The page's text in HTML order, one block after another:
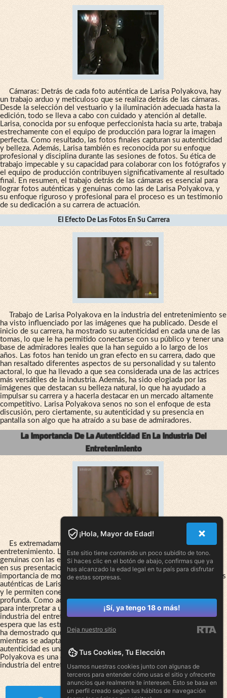
Cámaras: Detrás de cada foto auténtica de Larisa Polyakova, hay
un trabajo arduo y meticuloso que se realiza detrás de las cámaras.
Desde la selección del vestuario y la iluminación adecuada hasta la
edición, todo se lleva a cabo con cuidado y atención al detalle.
Larisa, conocida por su enfoque perfeccionista hacia su arte, trabaja
estrechamente con el equipo de producción para lograr la imagen
perfecta. Como resultado, las fotos finales capturan su autenticidad
y belleza. Además, Larisa también es reconocida por su enfoque
profesional y disciplina durante las sesiones de fotos. Su ética de
trabajo impecable y su capacidad para colaborar con los fotógrafos y
el equipo de producción contribuyen significativamente al resultado
final. En resumen, el trabajo detrás de las cámaras es esencial para
lograr fotos auténticas y genuinas como las de Larisa Polyakova, y
su enfoque riguroso y profesional para el proceso es un testimonio
de su dedicación a su carrera de actuación.
El Efecto De Las Fotos En Su Carrera
Trabajo de Larisa Polyakova en la industria del entretenimiento se
ha visto influenciado por las imágenes que ha publicado. Desde el
inicio de su carrera, ha mostrado su autenticidad en cada una de las
tomas, lo que le ha permitido conectarse con su público y tener una
base de admiradores leales que la han seguido a lo largo de los
años. Las fotos han tenido un gran efecto en su carrera, dado que
han resaltado diferentes aspectos de su personalidad y su talento
actoral, lo que ha llevado a que sea considerada una de las actrices
más versátiles de la industria. Además, ha sido elogiada por las
imágenes que destacan su belleza natural, lo que ha ayudado a
impulsar su carrera y a hacerla destacar en un mercado altamente
competitivo. Larisa Polyakova senos no son el enfoque de esta
discusión, pero ciertamente, su autenticidad y su presencia en
pantalla son algo que ha atraído a su base de admiradores.
La Importancia De La Autenticidad En La Industria Del
Entretenimiento
Es extremadamente importante en la industria del
entretenimiento. Los fans y espectadores buscan conexiones
genuinas con las estrellas y aprecian a aquellos que son auténticos
en sus presentaciones públicas. Larisa Polyakova entiende bien la
importancia de mostrar autenticidad en todos sus trabajos. Las fotos
auténticas de Larisa Polyakova muestran su verdadera personalidad
y le permiten conectarse con su audiencia de una manera más
profunda. Como actriz, ella entiende que la autenticidad es clave
para interpretar a un personaje de manera creíble y efectiva. La
industria del entretenimiento está en constante evolución y se
espera que las estrellas se adapten a los cambios. Larisa Polyakova
ha demostrado que puede mantenerse auténtica y fiel a sí misma
mientras se adapta a los desafíos que surgen en su carrera. Su
autenticidad es una de las muchas razones por las que Larisa
Polyakova es una de las estrellas más queridas y respetadas de la
industria del entretenimiento. Larisa Polyakova coño.
¡Hola, Mayor de Edad!
Este sitio tiene contenido un poco subidito de tono.
Si haces clic en el botón de abajo, confirmas que ya
has alcanzado la edad legal en tu país para disfrutar
de estas sorpresas.
¡Sí, ya tengo 18 o más!
Deja nuestro sitio
Tus Cookies, Tu Elección
Usamos nuestras cookies junto con algunas de
terceros para entender cómo usas el sitio y ofrecerte
anuncios que realmente te interesen. Esto se basa en
un perfil creado según tus hábitos de navegación